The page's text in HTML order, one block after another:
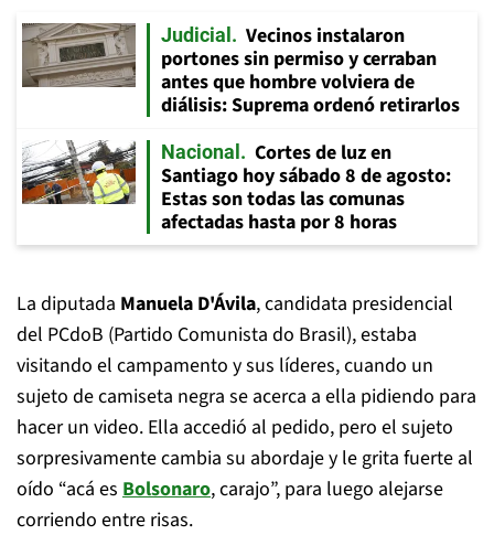
Judicial
Vecinos instalaron
portones sin permiso y cerraban
antes que hombre volviera de
diálisis: Suprema ordenó retirarlos
Nacional
Cortes de luz en
Santiago hoy sábado 8 de agosto:
Estas son todas las comunas
afectadas hasta por 8 horas
La diputada Manuela D'Ávila, candidata presidencial
del PCdoB (Partido Comunista do Brasil), estaba
visitando el campamento y sus líderes, cuando un
sujeto de camiseta negra se acerca a ella pidiendo para
hacer un video. Ella accedió al pedido, pero el sujeto
sorpresivamente cambia su abordaje y le grita fuerte al
oído “acá es Bolsonaro, carajo”, para luego alejarse
corriendo entre risas.